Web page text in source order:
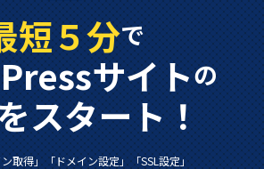
短５分で
サイトの
スタート！
取得」「ドメイン設定」「SSL設定」